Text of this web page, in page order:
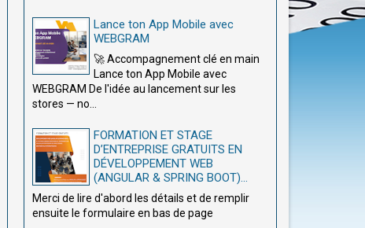
Lance ton App Mobile avec
WEBGRAM
🚀 Accompagnement clé en main
Lance ton App Mobile avec
WEBGRAM De l'idée au lancement sur les
stores — no...
FORMATION ET STAGE
D’ENTREPRISE GRATUITS EN
DÉVELOPPEMENT WEB
(ANGULAR & SPRING BOOT)...
Merci de lire d'abord les détails et de remplir
ensuite le formulaire en bas de page